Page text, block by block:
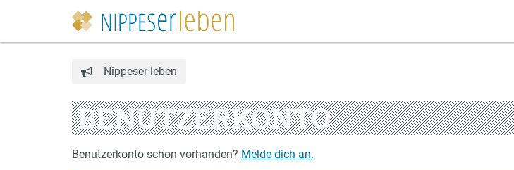
Nippeser leben
BENUTZERKONTO
Benutzerkonto schon vorhanden? Melde dich an.